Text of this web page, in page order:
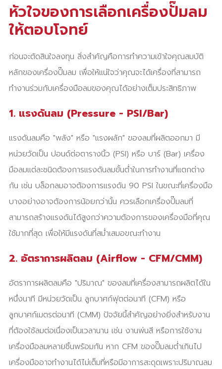
หัวใจของการเลือกเครื่องปั๊มลม
ให้ตอบโจทย์
ก่อนจะตัดสินใจลงทุน สิ่งสำคัญคือการทำความเข้าใจคุณสมบัติ
หลักของเครื่องปั๊มลม เพื่อให้แน่ใจว่าคุณจะได้เครื่องที่สามารถ
ทำงานร่วมกับเครื่องมือลมของคุณได้อย่างเต็มประสิทธิภาพ
1. แรงดันลม (Pressure - PSI/Bar)
แรงดันลมคือ "พลัง" หรือ "แรงผลัก" ของลมที่ผลิตออกมา มี
หน่วยวัดเป็น ปอนด์ต่อตารางนิ้ว (PSI) หรือ บาร์ (Bar) เครื่อง
มือลมแต่ละชนิดต้องการแรงดันลมขั้นต่ำในการทำงานที่แตกต่าง
กัน เช่น บล็อกลมอาจต้องการแรงดัน 90 PSI ในขณะที่เครื่องมือ
บางอย่างอาจต้องการน้อยกว่านั้น ควรเลือกเครื่องปั๊มลมที่
สามารถสร้างแรงดันได้สูงกว่าความต้องการของเครื่องมือที่คุณ
ใช้มากที่สุด เพื่อให้มีแรงดันที่สม่ำเสมอขณะทำงาน
2. อัตราการผลิตลม (Airflow - CFM/CMM)
อัตราการผลิตลมคือ "ปริมาณ" ของลมที่เครื่องสามารถผลิตได้ใน
หนึ่งนาที มีหน่วยวัดเป็น ลูกบาศก์ฟุตต่อนาที (CFM) หรือ
ลูกบาศก์เมตรต่อนาที (CMM) ปัจจัยนี้สำคัญอย่างยิ่งสำหรับงาน
ที่ต้องใช้ลมต่อเนื่องเป็นเวลานาน เช่น งานพ่นสี หรือการใช้งาน
เครื่องมือลมหลายชิ้นพร้อมกัน หาก CFM ของปั๊มลมต่ำเกินไป
เครื่องมืออาจทำงานได้ไม่เต็มที่หรือมีอาการสะดุดเพราะปริมาณลม